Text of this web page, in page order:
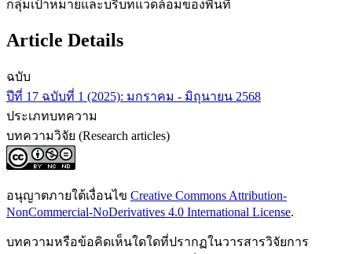
กลุ่มเป้าหมายและบริบทแวดล้อมของพื้นที่
Article Details
ฉบับ
ปีที่ 17 ฉบับที่ 1 (2025): มกราคม - มิถุนายน 2568
ประเภทบทความ
บทความวิจัย (Research articles)
อนุญาตภายใต้เงื่อนไข Creative Commons Attribution-
NonCommercial-NoDerivatives 4.0 International License.
บทความหรือข้อคิดเห็นใดใดที่ปรากฏในวารสารวิจัยการ